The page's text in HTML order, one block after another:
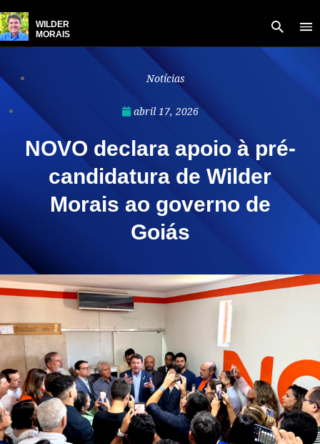
WILDER
MORAIS
Notícias
abril 17, 2026
NOVO declara apoio à pré-
candidatura de Wilder
Morais ao governo de
Goiás